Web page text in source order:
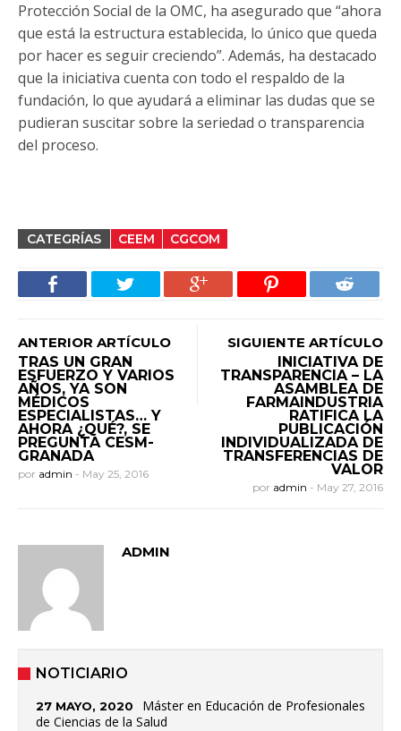
Protección Social de la OMC, ha asegurado que “ahora
que está la estructura establecida, lo único que queda
por hacer es seguir creciendo”. Además, ha destacado
que la iniciativa cuenta con todo el respaldo de la
fundación, lo que ayudará a eliminar las dudas que se
pudieran suscitar sobre la seriedad o transparencia
del proceso.
CATEGRÍAS CEEM CGCOM
ANTERIOR ARTÍCULO
TRAS UN GRAN
ESFUERZO Y VARIOS
AÑOS, YA SON
MÉDICOS
ESPECIALISTAS… Y
AHORA ¿QUÉ?, SE
PREGUNTA CESM-
GRANADA
por admin - May 25, 2016
SIGUIENTE ARTÍCULO
INICIATIVA DE
TRANSPARENCIA – LA
ASAMBLEA DE
FARMAINDUSTRIA
RATIFICA LA
PUBLICACIÓN
INDIVIDUALIZADA DE
TRANSFERENCIAS DE
VALOR
por admin - May 27, 2016
ADMIN
NOTICIARIO
27 MAYO, 2020
Máster en Educación de Profesionales
de Ciencias de la Salud